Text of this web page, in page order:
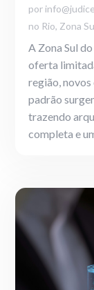
por
no Rio, Zona
A Zona Sul
oferta
região,
padrão
trazendo
completa e